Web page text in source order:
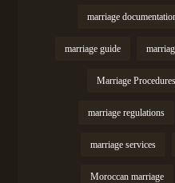
marriage
marriage guide
Marriage Procedures
marriage regulations
marriage services
Moroccan marriage